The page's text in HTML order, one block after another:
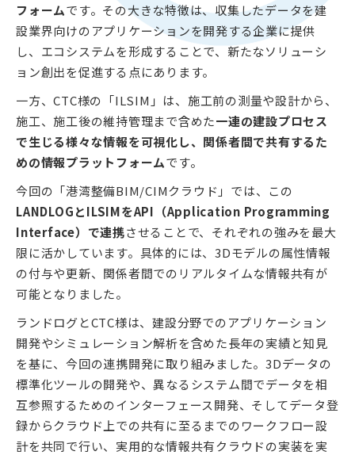
フォームです。その大きな特徴は、収集したデータを建
設業界向けのアプリケーションを開発する企業に提供
し、エコシステムを形成することで、新たなソリューシ
ョン創出を促進する点にあります。
一方、CTC様の「ILSIM」は、施工前の測量や設計から、
施工、施工後の維持管理まで含めた一連の建設プロセス
で生じる様々な情報を可視化し、関係者間で共有するた
めの情報プラットフォームです。
今回の「港湾整備BIM/CIMクラウド」では、この
LANDLOGとILSIMをAPI（Application Programming
Interface）で連携させることで、それぞれの強みを最大
限に活かしています。具体的には、3Dモデルの属性情報
の付与や更新、関係者間でのリアルタイムな情報共有が
可能となりました。
ランドログとCTC様は、建設分野でのアプリケーション
開発やシミュレーション解析を含めた長年の実績と知見
を基に、今回の連携開発に取り組みました。3Dデータの
標準化ツールの開発や、異なるシステム間でデータを相
互参照するためのインターフェース開発、そしてデータ登
録からクラウド上での共有に至るまでのワークフロー設
計を共同で行い、実用的な情報共有クラウドの実装を実